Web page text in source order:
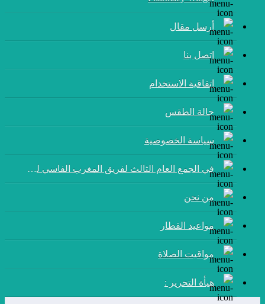
أرسل مقال
إتصل بنا
اتفاقية الاستخدام
حالة الطقس
سياسة الخصوصية
في الجمع العام الثالث لفريق المغرب الفاسي لكرة القدم:
من نحن
مواعيد القطار
مواقيت الصلاة
هيأة التحرير :